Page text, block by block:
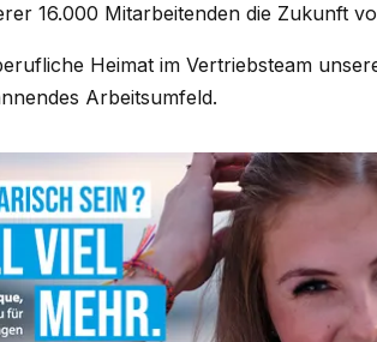
16.000 Mitarbeitenden die Zukunft
Heimat im Vertriebsteam
Arbeitsumfeld.